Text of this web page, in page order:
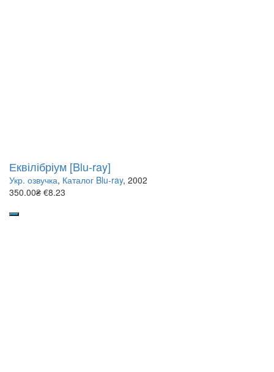
Еквілібріум [Blu-ray]
Укр. озвучка, Каталог Blu-ray, 2002
350.00₴ €8.23